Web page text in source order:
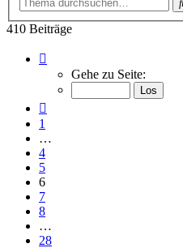
410 Beiträge
von
Gehe zu Seite:
1
…
4
5
6
7
8
…
28